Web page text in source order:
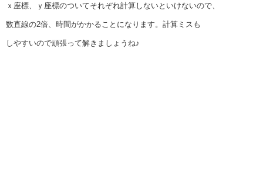
ｘ座標、ｙ座標のついてそれぞれ計算しないといけないので、
数直線の2倍、時間がかかることになります。計算ミスも
しやすいので頑張って解きましょうね♪